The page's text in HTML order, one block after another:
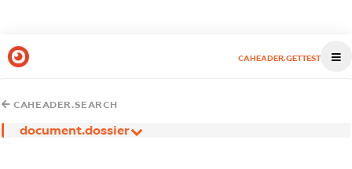
CAHEADER.GETTEST
CAHEADER.SEARCH
document.dossier